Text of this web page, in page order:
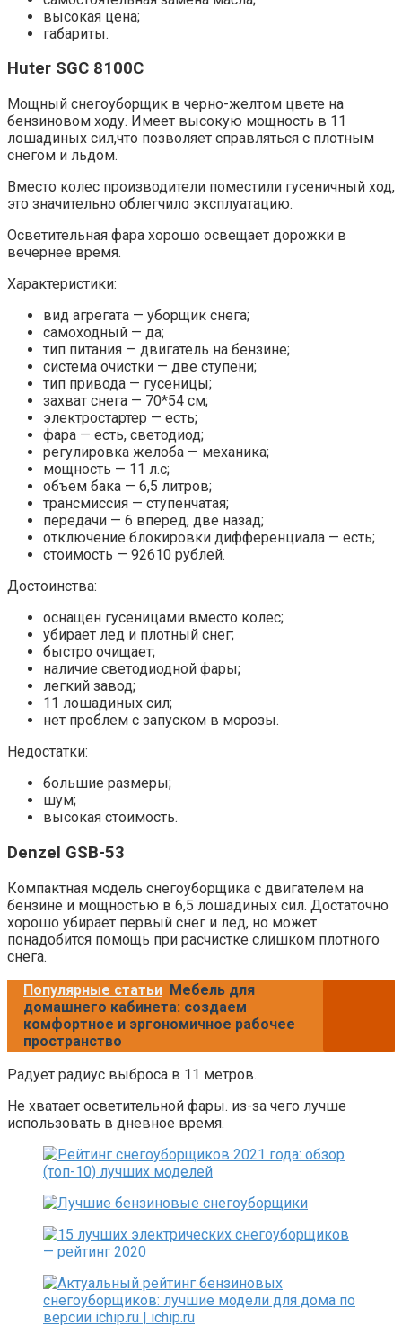
высокая цена;
габариты.
Huter SGC 8100C
Мощный снегоуборщик в черно-желтом цвете на
бензиновом ходу. Имеет высокую мощность в 11
лошадиных сил,что позволяет справляться с плотным
снегом и льдом.
Вместо колес производители поместили гусеничный ход,
это значительно облегчило эксплуатацию.
Осветительная фара хорошо освещает дорожки в
вечернее время.
Характеристики:
вид агрегата — уборщик снега;
самоходный — да;
тип питания — двигатель на бензине;
система очистки — две ступени;
тип привода — гусеницы;
захват снега — 70*54 см;
электростартер — есть;
фара — есть, светодиод;
регулировка желоба — механика;
мощность — 11 л.с;
объем бака — 6,5 литров;
трансмиссия — ступенчатая;
передачи — 6 вперед, две назад;
отключение блокировки дифференциала — есть;
стоимость — 92610 рублей.
Достоинства:
оснащен гусеницами вместо колес;
убирает лед и плотный снег;
быстро очищает;
наличие светодиодной фары;
легкий завод;
11 лошадиных сил;
нет проблем с запуском в морозы.
Недостатки:
большие размеры;
шум;
высокая стоимость.
Denzel GSB-53
Компактная модель снегоуборщика с двигателем на
бензине и мощностью в 6,5 лошадиных сил. Достаточно
хорошо убирает первый снег и лед, но может
понадобится помощь при расчистке слишком плотного
снега.
Популярные статьи Мебель для
домашнего кабинета: создаем
комфортное и эргономичное рабочее
пространство
Радует радиус выброса в 11 метров.
Не хватает осветительной фары. из-за чего лучше
использовать в дневное время.